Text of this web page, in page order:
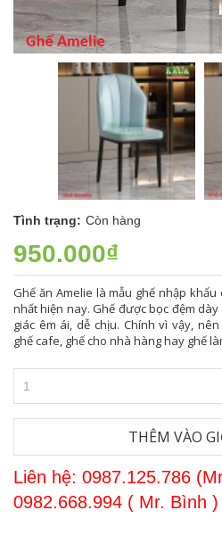
Tình trạng: Còn hàng
950.000₫
Ghế ăn Amelie là mẫu ghế nhập
nhất hiện nay. Ghế được bọc đệm
giác êm ái, dễ chịu. Chính vì vậy,
ghế cafe, ghế cho nhà hàng hay ghế
THÊM VÀO
Liên hệ: 0987.125.786
0982.668.994 ( Mr. Bình )